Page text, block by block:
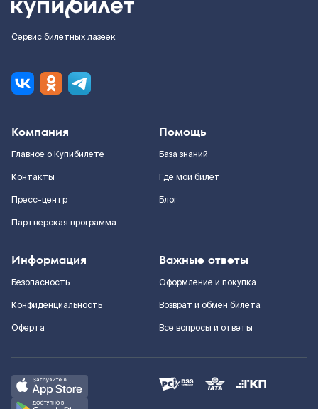
Сервис билетных лазеек
Компания
Главное о Купибилете
Контакты
Пресс-центр
Партнерская программа
Помощь
База знаний
Где мой билет
Блог
Информация
Безопасность
Конфиденциальность
Оферта
Важные ответы
Оформление и покупка
Возврат и обмен билета
Все вопросы и ответы